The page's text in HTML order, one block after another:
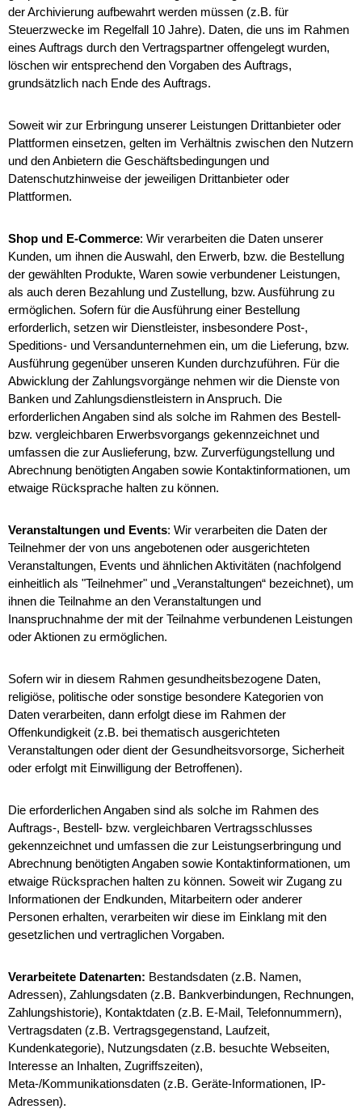
der Archivierung aufbewahrt werden müssen (z.B. für
Steuerzwecke im Regelfall 10 Jahre). Daten, die uns im Rahmen
eines Auftrags durch den Vertragspartner offengelegt wurden,
löschen wir entsprechend den Vorgaben des Auftrags,
grundsätzlich nach Ende des Auftrags.
Soweit wir zur Erbringung unserer Leistungen Drittanbieter oder
Plattformen einsetzen, gelten im Verhältnis zwischen den Nutzern
und den Anbietern die Geschäftsbedingungen und
Datenschutzhinweise der jeweiligen Drittanbieter oder
Plattformen.
Shop und E-Commerce: Wir verarbeiten die Daten unserer
Kunden, um ihnen die Auswahl, den Erwerb, bzw. die Bestellung
der gewählten Produkte, Waren sowie verbundener Leistungen,
als auch deren Bezahlung und Zustellung, bzw. Ausführung zu
ermöglichen. Sofern für die Ausführung einer Bestellung
erforderlich, setzen wir Dienstleister, insbesondere Post-,
Speditions- und Versandunternehmen ein, um die Lieferung, bzw.
Ausführung gegenüber unseren Kunden durchzuführen. Für die
Abwicklung der Zahlungsvorgänge nehmen wir die Dienste von
Banken und Zahlungsdienstleistern in Anspruch. Die
erforderlichen Angaben sind als solche im Rahmen des Bestell-
bzw. vergleichbaren Erwerbsvorgangs gekennzeichnet und
umfassen die zur Auslieferung, bzw. Zurverfügungstellung und
Abrechnung benötigten Angaben sowie Kontaktinformationen, um
etwaige Rücksprache halten zu können.
Veranstaltungen und Events: Wir verarbeiten die Daten der
Teilnehmer der von uns angebotenen oder ausgerichteten
Veranstaltungen, Events und ähnlichen Aktivitäten (nachfolgend
einheitlich als "Teilnehmer" und „Veranstaltungen“ bezeichnet), um
ihnen die Teilnahme an den Veranstaltungen und
Inanspruchnahme der mit der Teilnahme verbundenen Leistungen
oder Aktionen zu ermöglichen.
Sofern wir in diesem Rahmen gesundheitsbezogene Daten,
religiöse, politische oder sonstige besondere Kategorien von
Daten verarbeiten, dann erfolgt diese im Rahmen der
Offenkundigkeit (z.B. bei thematisch ausgerichteten
Veranstaltungen oder dient der Gesundheitsvorsorge, Sicherheit
oder erfolgt mit Einwilligung der Betroffenen).
Die erforderlichen Angaben sind als solche im Rahmen des
Auftrags-, Bestell- bzw. vergleichbaren Vertragsschlusses
gekennzeichnet und umfassen die zur Leistungserbringung und
Abrechnung benötigten Angaben sowie Kontaktinformationen, um
etwaige Rücksprachen halten zu können. Soweit wir Zugang zu
Informationen der Endkunden, Mitarbeitern oder anderer
Personen erhalten, verarbeiten wir diese im Einklang mit den
gesetzlichen und vertraglichen Vorgaben.
Verarbeitete Datenarten: Bestandsdaten (z.B. Namen,
Adressen), Zahlungsdaten (z.B. Bankverbindungen, Rechnungen,
Zahlungshistorie), Kontaktdaten (z.B. E-Mail, Telefonnummern),
Vertragsdaten (z.B. Vertragsgegenstand, Laufzeit,
Kundenkategorie), Nutzungsdaten (z.B. besuchte Webseiten,
Interesse an Inhalten, Zugriffszeiten),
Meta-/Kommunikationsdaten (z.B. Geräte-Informationen, IP-
Adressen).